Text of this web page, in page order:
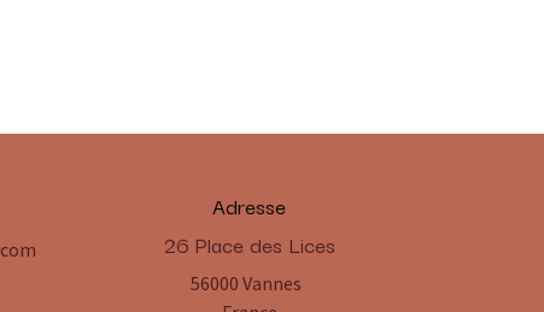
Adresse
​26 Place des Lices
56000 Vannes